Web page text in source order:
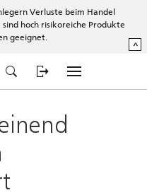
Verluste beim Handel
hoch risikoreiche Produkte
geeignet.
^